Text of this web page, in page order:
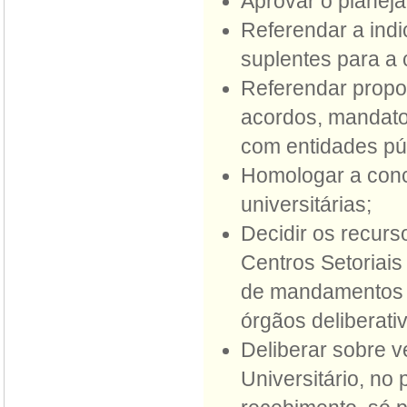
Referendar a
suplentes para a
Referendar
acordos,
com entidades
Homologar a
universitárias;
Decidir os
Centros
de
órgãos
Deliberar sobre
Universitário, no